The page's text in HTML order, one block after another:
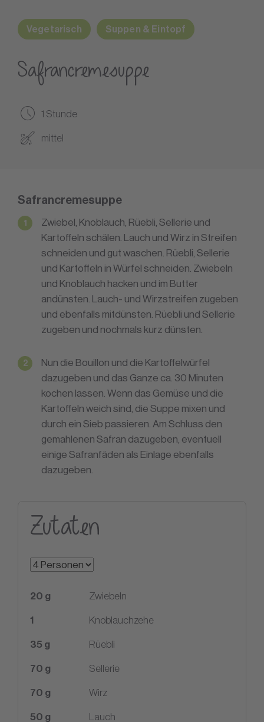
Vegetarisch Suppen & Eintopf
Safrancremesuppe
1 Stunde
mittel
Safrancremesuppe
Zwiebel, Knoblauch, Rüebli, Sellerie und
Kartoffeln schälen. Lauch und Wirz in Streifen
schneiden und gut waschen. Rüebli, Sellerie
und Kartoffeln in Würfel schneiden. Zwiebeln
und Knoblauch hacken und im Butter
andünsten. Lauch- und Wirzstreifen zugeben
und ebenfalls mitdünsten. Rüebli und Sellerie
zugeben und nochmals kurz dünsten.
Nun die Bouillon und die Kartoffelwürfel
dazugeben und das Ganze ca. 30 Minuten
kochen lassen. Wenn das Gemüse und die
Kartoffeln weich sind, die Suppe mixen und
durch ein Sieb passieren. Am Schluss den
gemahlenen Safran dazugeben, eventuell
einige Safranfäden als Einlage ebenfalls
dazugeben.
Zutaten
20 g Zwiebeln
1 Knoblauchzehe
35 g Rüebli
70 g Sellerie
70 g Wirz
50 g Lauch